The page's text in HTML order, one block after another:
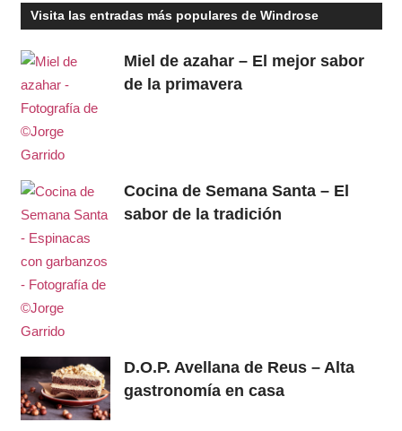
Visita las entradas más populares de Windrose
Miel de azahar – El mejor sabor
de la primavera
Cocina de Semana Santa – El
sabor de la tradición
D.O.P. Avellana de Reus – Alta
gastronomía en casa